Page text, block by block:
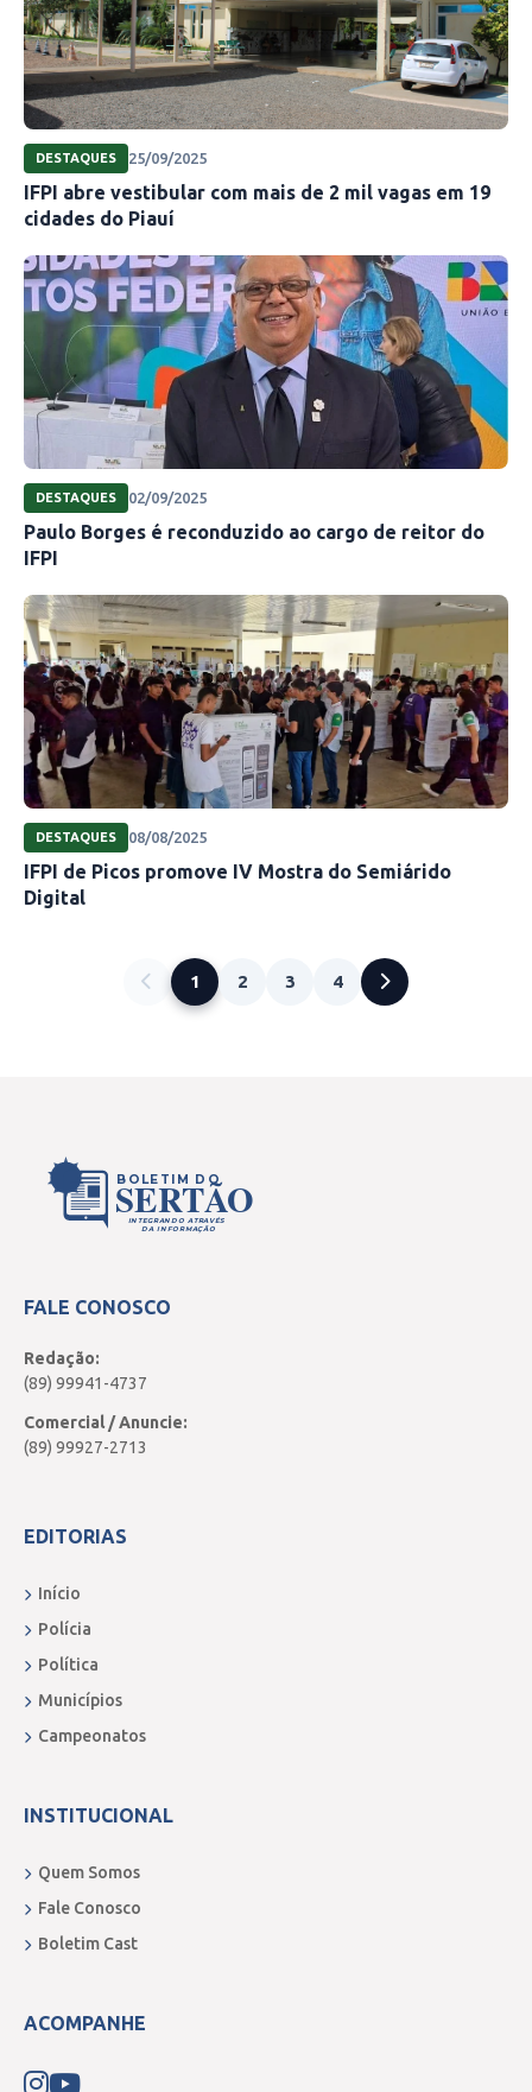
DESTAQUES 25/09/2025
IFPI abre vestibular com mais de 2 mil vagas em 19
cidades do Piauí
DESTAQUES 02/09/2025
Paulo Borges é reconduzido ao cargo de reitor do
IFPI
DESTAQUES 08/08/2025
IFPI de Picos promove IV Mostra do Semiárido
Digital
1 2 3 4
BOLETIM DO
SERTÃO
INTEGRANDO ATRAVÉS
DA INFORMAÇÃO
FALE CONOSCO
Redação:
(89) 99941-4737
Comercial / Anuncie:
(89) 99927-2713
EDITORIAS
Início
Polícia
Política
Municípios
Campeonatos
INSTITUCIONAL
Quem Somos
Fale Conosco
Boletim Cast
ACOMPANHE